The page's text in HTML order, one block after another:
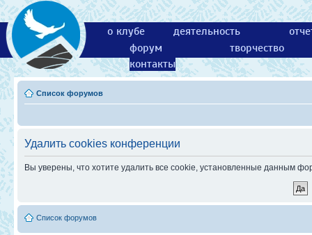
о клубе деятельность
форум
творчество
контакты
Список форумов
Удалить cookies конференции
Вы уверены, что хотите удалить все cookie, установленные данным
Список форумов